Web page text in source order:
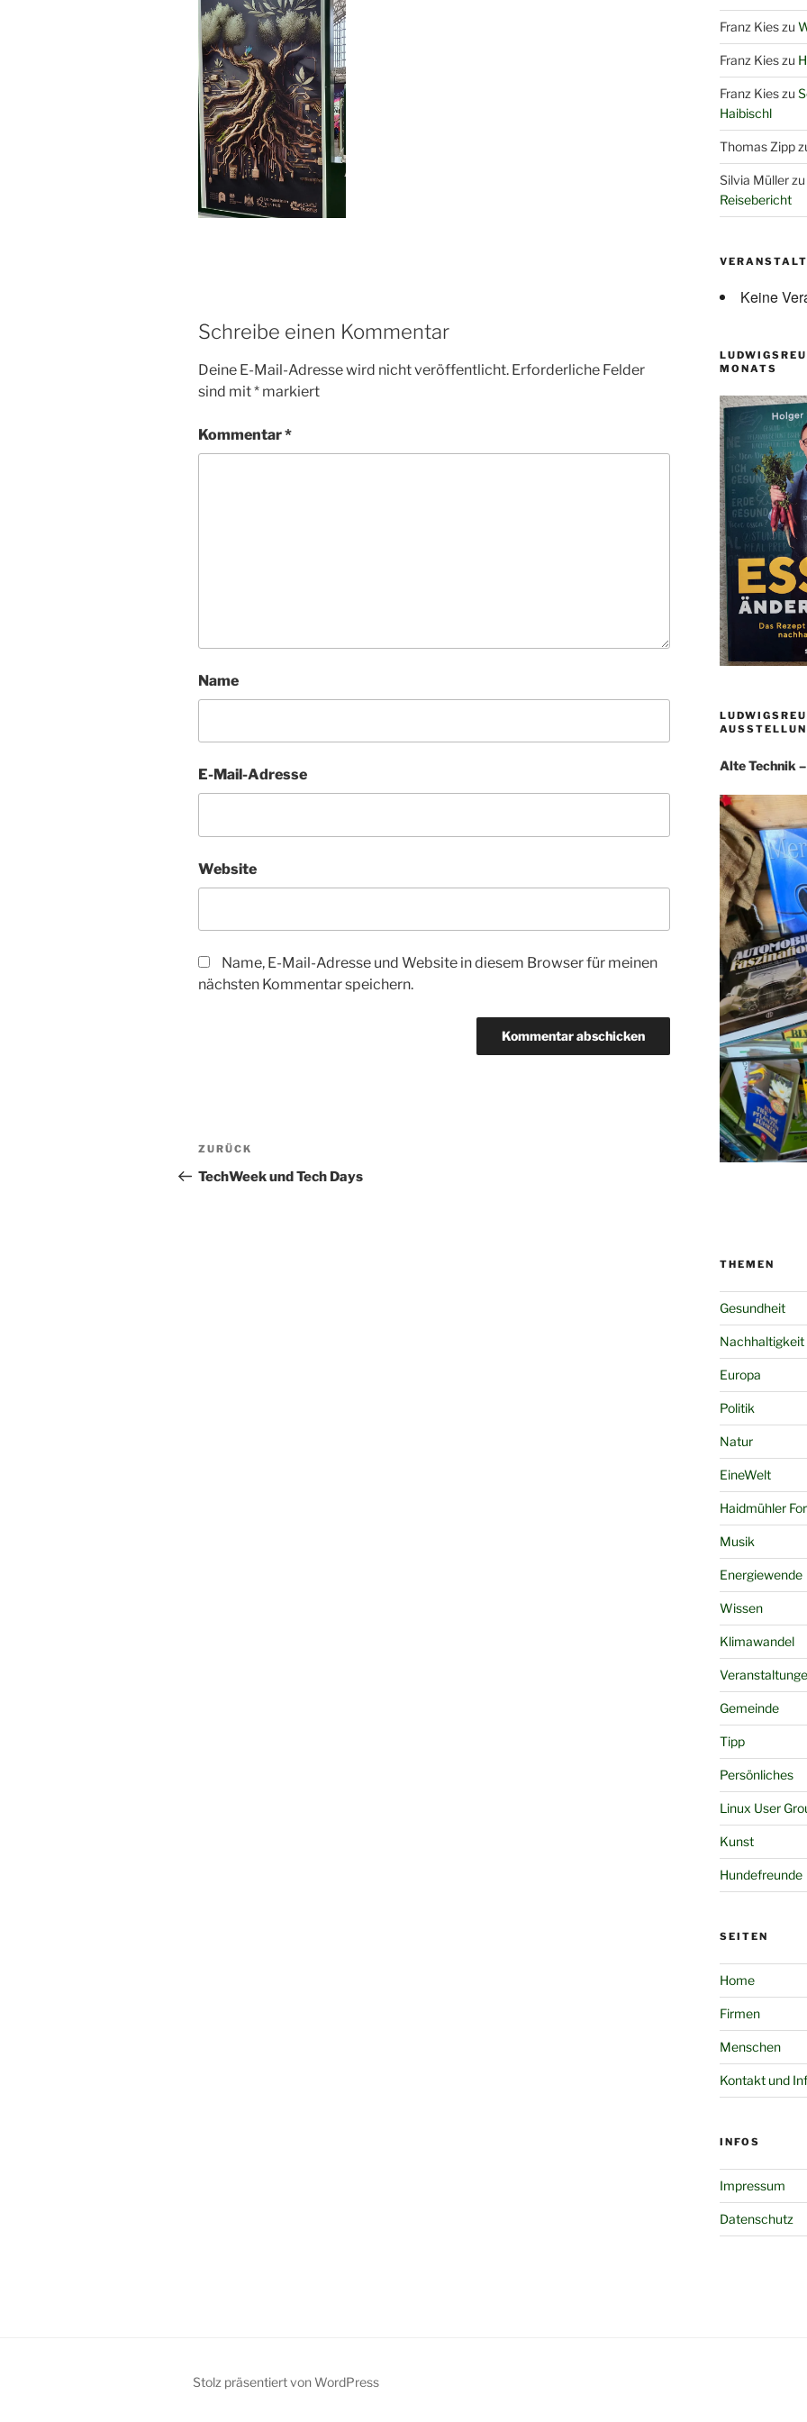
Schreibe einen Kommentar
Deine E-Mail-Adresse wird nicht veröffentlicht. Erforderliche Felder
sind mit* markiert
Kommentar*
Name
E-Mail-Adresse
Website
Name, E-Mail-Adresse und Website in diesem Browser für meinen
nächsten Kommentar speichern.
Beitragsnavigation
Vorheriger
Beitrag
ZURÜCK
TechWeek und Tech Days
Franz Kieszu
Franz Kieszu
Franz Kieszu
Haibischl
Thomas Zipp
Silvia Müllerzu
Reisebericht
Keine
MONATS
Alte Technik
THEMEN
Gesundheit
Nachhaltigkeit
Europa
Politik
Natur
EineWelt
Haidmühler
Musik
Energiewende
Wissen
Klimawandel
Gemeinde
Tipp
Persönliches
Linux User
Kunst
Hundefreunde
SEITEN
Home
Firmen
Menschen
Kontakt und
INFOS
Impressum
Datenschutz
Stolz präsentiert von WordPress